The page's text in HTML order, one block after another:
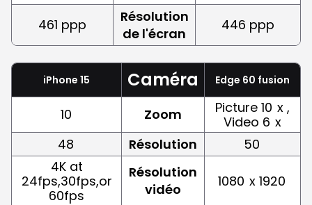
461 ppp
Résolution
de l'écran
446 ppp
iPhone 15 Caméra Edge 60 fusion
10 Zoom Picture 10 x ,
Video 6 x
48
Résolution
50
4K at
24fps,30fps,or
60fps
Résolution
vidéo
1080 x 1920